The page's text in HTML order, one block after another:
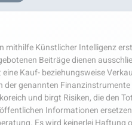
mithilfe Künstlicher Intelligenz
Beiträge dienen
Kauf- beziehungsweise
genannten
und birgt Risiken, die den
Informationen